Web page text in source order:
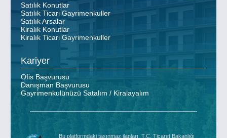
Satılık Konutlar
Satılık Ticari Gayrimenkuller
Satılık Arsalar
Kiralık Konutlar
Kiralık Ticari Gayrimenkuller
Kariyer
Ofis Başvurusu
Danışman Başvurusu
Gayrimenkulünüzü Satalım / Kiralayalım
Bu platformdaki taşınmaz ilanları, T.C. Ticaret Bakanlığı